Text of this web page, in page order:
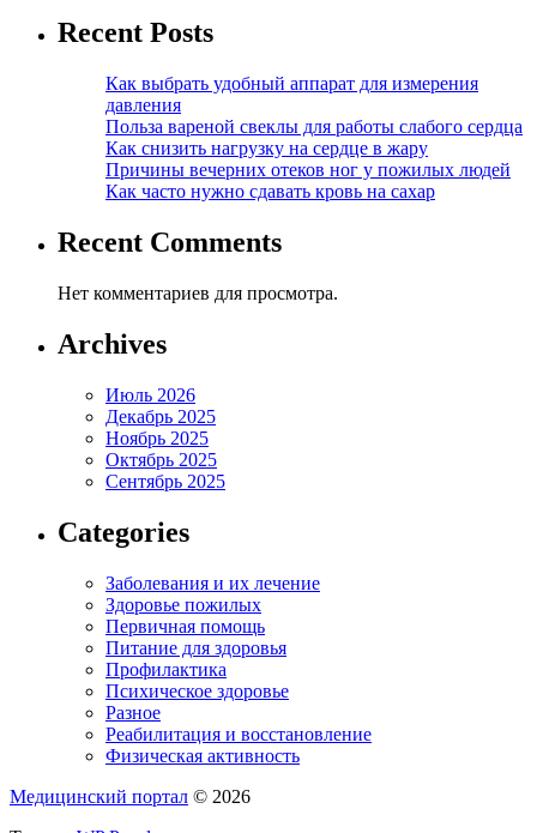
Recent Posts
Как выбрать удобный аппарат для измерения
давления
Польза вареной свеклы для работы слабого сердца
Как снизить нагрузку на сердце в жару
Причины вечерних отеков ног у пожилых людей
Как часто нужно сдавать кровь на сахар
Recent Comments
Нет комментариев для просмотра.
Archives
Июль 2026
Декабрь 2025
Ноябрь 2025
Октябрь 2025
Сентябрь 2025
Categories
Заболевания и их лечение
Здоровье пожилых
Первичная помощь
Питание для здоровья
Профилактика
Психическое здоровье
Разное
Реабилитация и восстановление
Физическая активность
Медицинский портал © 2026